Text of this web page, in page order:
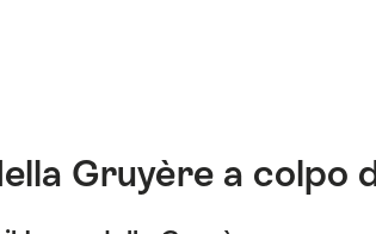
Gruyère a colpo